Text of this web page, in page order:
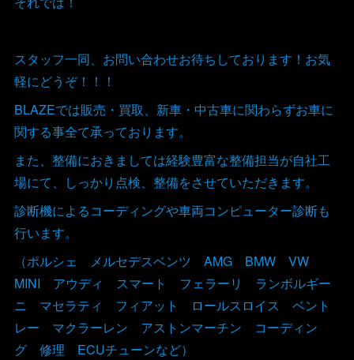
スタッフ一同、お問い合わせお待ちしております！お気
軽にどうぞ！！！
BLAZEでは販売・買取、新車・中古車に関わらずお車に
関する事全て承っております。
また、整備におきましては経験豊富な整備担当が自社工
場にて、しっかり点検、整備をさせていただきます。
診断機によるコーディングや車両コンピューター診断も
行います。
（ポルシェ メルセデスベンツ AMG BMW VW
MINI アウディ スマート フェラーリ ランボルギー
ニ マセラティ フィアット ロールスロイス ベント
レー マクラーレン アストンマーチン コーディン
グ 修理 ECUチューンなど）